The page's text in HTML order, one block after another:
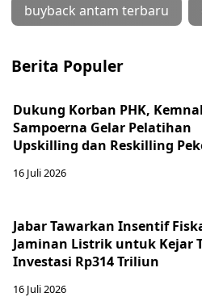
buyback antam terbaru
Berita Populer
Dukung Korban PHK,
Sampoerna Gelar Pelatihan
Upskilling dan Reskilling
16 Juli 2026
Jabar Tawarkan Insentif
Jaminan Listrik untuk Kejar
Investasi Rp314 Triliun
16 Juli 2026